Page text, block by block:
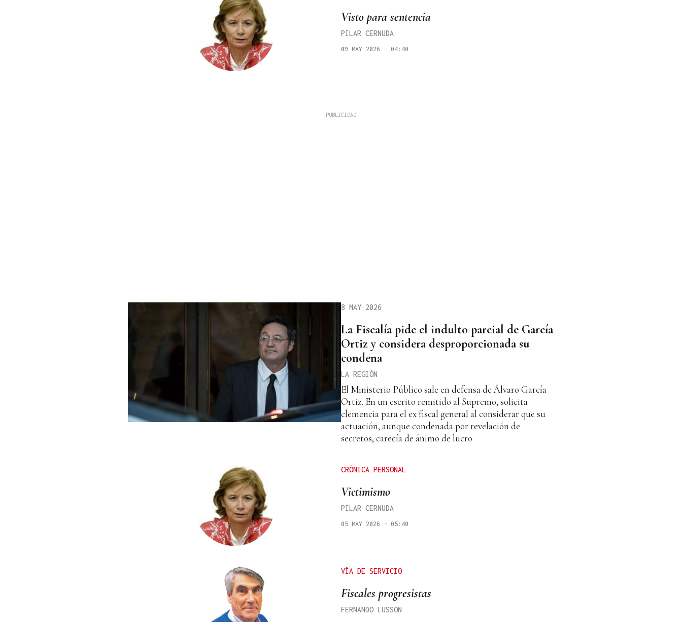
Visto para sentencia
PILAR CERNUDA
09 MAY 2026 - 04:40
8 MAY 2026
La Fiscalía pide el indulto parcial de García
Ortiz y considera desproporcionada su
condena
LA REGIÓN
El Ministerio Público sale en defensa de Álvaro García
Ortiz. En un escrito remitido al Supremo, solicita
clemencia para el ex fiscal general al considerar que su
actuación, aunque condenada por revelación de
secretos, carecía de ánimo de lucro
CRÓNICA PERSONAL
Victimismo
PILAR CERNUDA
05 MAY 2026 - 05:40
VÍA DE SERVICIO
Fiscales progresistas
FERNANDO LUSSON